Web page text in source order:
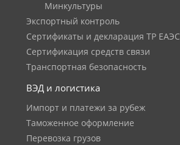
Минкультуры
Экспортный контроль
Сертификаты и декларация ТР ЕАЭС
Сертификация средств связи
Транспортная безопасность
ВЭД и логистика
Импорт и платежи за рубеж
Таможенное оформление
Перевозка грузов